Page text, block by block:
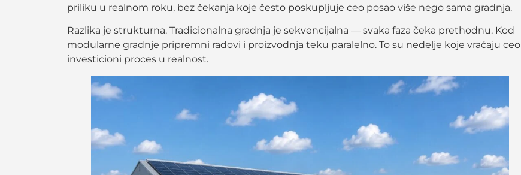
priliku u realnom roku, bez čekanja koje često poskupljuje ceo posao više nego sama gradnja.
Razlika je strukturna. Tradicionalna gradnja je sekvencijalna — svaka faza čeka prethodnu. Kod
modularne gradnje pripremni radovi i proizvodnja teku paralelno. To su nedelje koje vraćaju ceo
investicioni proces u realnost.